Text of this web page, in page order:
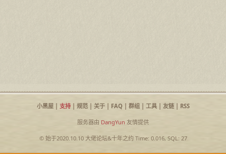
小黑屋| 支持| 规范| 关于| FAQ| 群组| 工具| 友链| RSS
服务器由 DangYun 友情提供
© 始于2020.10.10 大佬论坛&十年之约Time: 0.016, SQL: 27